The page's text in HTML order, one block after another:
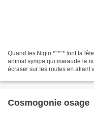
Quand les Niglo *°*°* font la
animal sympa qui maraude la
écraser sur les routes en allant
Cosmogonie osage